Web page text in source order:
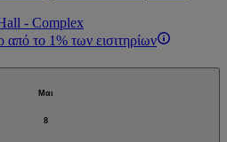
- Complex
από το 1% των εισιτηρίων
Μαι
8